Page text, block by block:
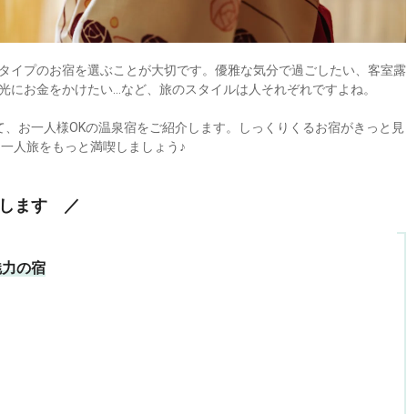
イプのお宿を選ぶことが大切です。優雅な気分で過ごしたい、客室露
にお金をかけたい…など、旅のスタイルは人それぞれですよね。
お一人様OKの温泉宿をご紹介します。しっくりくるお宿がきっと見
人旅をもっと満喫しましょう♪
ます ／
の宿